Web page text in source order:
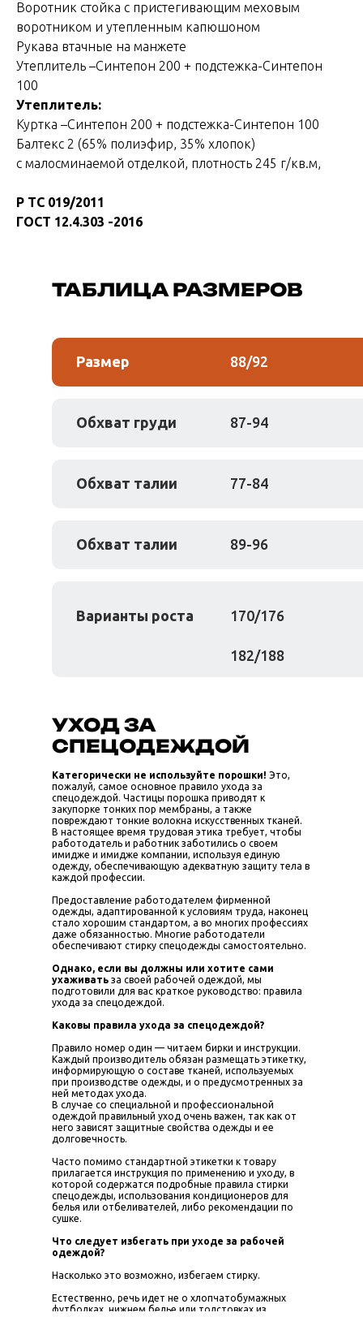
Воротник стойка с пристегивающим меховым
воротником и утепленным капюшоном
Рукава втачные на манжете
Утеплитель –Синтепон 200 + подстежка-Синтепон
100
Утеплитель:
Куртка –Синтепон 200 + подстежка-Синтепон 100
Балтекс 2 (65% полиэфир, 35% хлопок)
с малосминаемой отделкой, плотность 245 г/кв.м,
Р ТС 019/2011
ГОСТ 12.4.303 -2016
ТАБЛИЦА РАЗМЕРОВ
87-94
Обхват талии 77-84
89-96
170/176
182/188
Размер
Обхват груди
Обхват талии
Варианты роста
88/92
УХОД ЗА
СПЕЦОДЕЖДОЙ
Категорически не используйте порошки! Это,
пожалуй, самое основное правило ухода за
спецодеждой. Частицы порошка приводят к
закупорке тонких пор мембраны, а также
повреждают тонкие волокна искусственных тканей.
В настоящее время трудовая этика требует, чтобы
работодатель и работник заботились о своем
имидже и имидже компании, используя единую
одежду, обеспечивающую адекватную защиту тела в
каждой профессии.
Предоставление работодателем фирменной
одежды, адаптированной к условиям труда, наконец
стало хорошим стандартом, а во многих профессиях
даже обязанностью. Многие работодатели
обеспечивают стирку спецодежды самостоятельно.
Однако, если вы должны или хотите сами
ухаживать за своей рабочей одеждой, мы
подготовили для вас краткое руководство: правила
ухода за спецодеждой.
Каковы правила ухода за спецодеждой?
Правило номер один — читаем бирки и инструкции.
Каждый производитель обязан размещать этикетку,
информирующую о составе тканей, используемых
при производстве одежды, и о предусмотренных за
ней методах ухода.
В случае со специальной и профессиональной
одеждой правильный уход очень важен, так как от
него зависят защитные свойства одежды и ее
долговечность.
Часто помимо стандартной этикетки к товару
прилагается инструкция по применению и уходу, в
которой содержатся подробные правила стирки
спецодежды, использования кондиционеров для
белья или отбеливателей, либо рекомендации по
сушке.
Что следует избегать при уходе за рабочей
одеждой?
Насколько это возможно, избегаем стирку.
Естественно, речь идет не о хлопчатобумажных
футболках, нижнем белье или толстовках из